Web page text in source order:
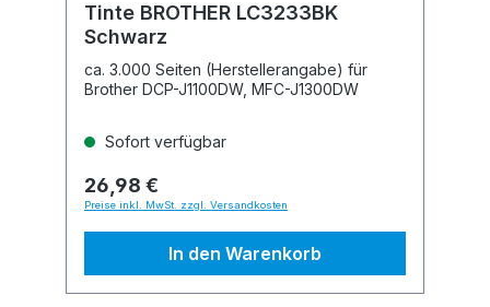
Tinte BROTHER LC3233BK
Schwarz
ca. 3.000 Seiten (Herstellerangabe) für
Brother DCP-J1100DW, MFC-J1300DW
Sofort verfügbar
26,98 €
Preise inkl. MwSt. zzgl. Versandkosten
In den Warenkorb